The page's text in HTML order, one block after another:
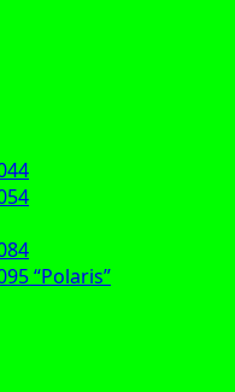
“Polaris”